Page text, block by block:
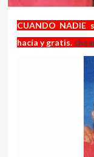
CUANDO
hacía y gratis.